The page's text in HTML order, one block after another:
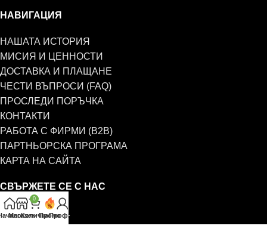
НАВИГАЦИЯ
НАШАТА ИСТОРИЯ
МИСИЯ И ЦЕННОСТИ
ДОСТАВКА И ПЛАЩАНЕ
ЧЕСТИ ВЪПРОСИ (FAQ)
ПРОСЛЕДИ ПОРЪЧКА
КОНТАКТИ
РАБОТА С ФИРМИ (B2B)
ПАРТНЬОРСКА ПРОГРАМА
КАРТА НА САЙТА
СВЪРЖЕТЕ СЕ С НАС
0885 323 661
Магазин
0
КоличкаПромоПрофил